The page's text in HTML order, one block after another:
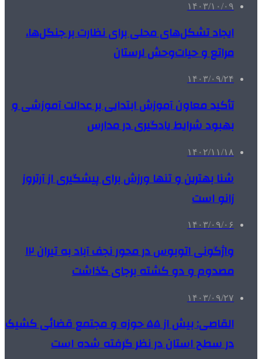
۱۴۰۳/۱۰/۰۹
ایجاد تشکل‌های محلی برای نظارت بر جنگل‌ها،
مراتع و حیات‌وحش لرستان
۱۴۰۳/۰۹/۲۴
تأکید معاون آموزش ابتدایی بر عدالت آموزشی و
بهبود شرایط یادگیری در مدارس
۱۴۰۲/۱۱/۱۸
شنا بهترین و تنها ورزش برای پیشگیری از آرتروز
زانو است
۱۴۰۳/۰۹/۰۶
واژگونی اتوبوس در محور نجف آباد به تیران ۱۲
مصدوم و دو کشته برجای گذاشت
۱۴۰۳/۰۹/۲۷
القاصی: بیش از ۵۵ حوزه و مجتمع قضائی کشیک
در سطح استان در نظر گرفته شده است